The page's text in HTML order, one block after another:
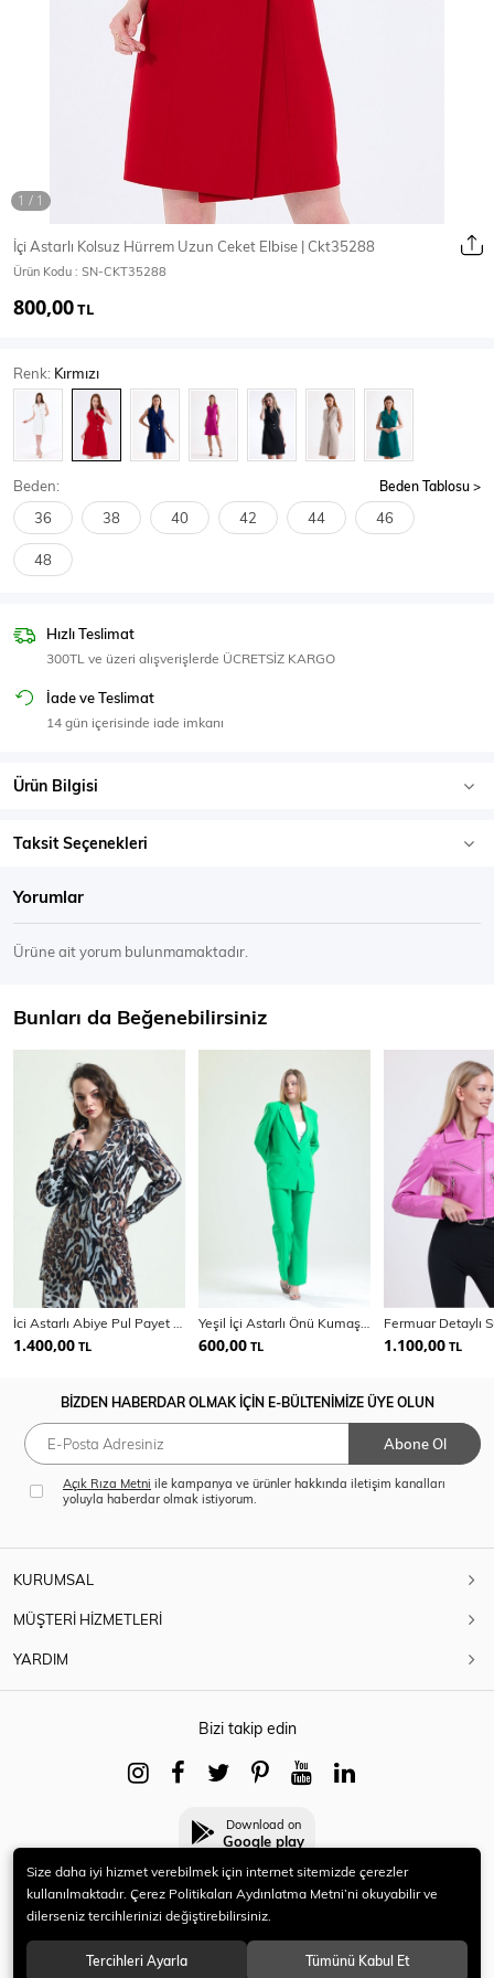
Yağmurluk
T-Shirt
Body Atlet Crop & Büstiyer
SPOR GİYİM
Eşofman Üstü
İçi Astarlı Kolsuz Hürrem Uzun Ceket Elbise | Ckt35288
Ürün Kodu : SN-CKT35288
800,00TL
Renk: Kırmızı
Beden: Beden Tablosu
36 38 40 42 44 46
48
Hızlı Teslimat
300TL ve üzeri alışverişlerde ÜCRETSİZ KARGO
İade ve Teslimat
14 gün içerisinde iade imkanı
Ürün Bilgisi
Taksit Seçenekleri
Yorumlar
Ürüne ait yorum bulunmamaktadır.
Bunları da Beğenebilirsiniz
1.400,00 TL 600,00 TL 1.100,00 TL
BİZDEN HABERDAR OLMAK İÇİN E-BÜLTENİMİZE ÜYE OLUN
Abone Ol
Açık Rıza Metni ile kampanya ve ürünler hakkında iletişim kanalları
yoluyla haberdar olmak istiyorum.
KURUMSAL
MÜŞTERİ HİZMETLERİ
YARDIM
Bizi takip edin
Download on
Google play
© 2021 HERYENİ. Tüm hakları saklıdır.
Size daha iyi hizmet verebilmek için internet sitemizde çerezler
kullanılmaktadır. Çerez Politikaları Aydınlatma Metni’ni okuyabilir ve
dilerseniz tercihlerinizi değiştirebilirsiniz.
Tercihleri Ayarla Tümünü Kabul Et